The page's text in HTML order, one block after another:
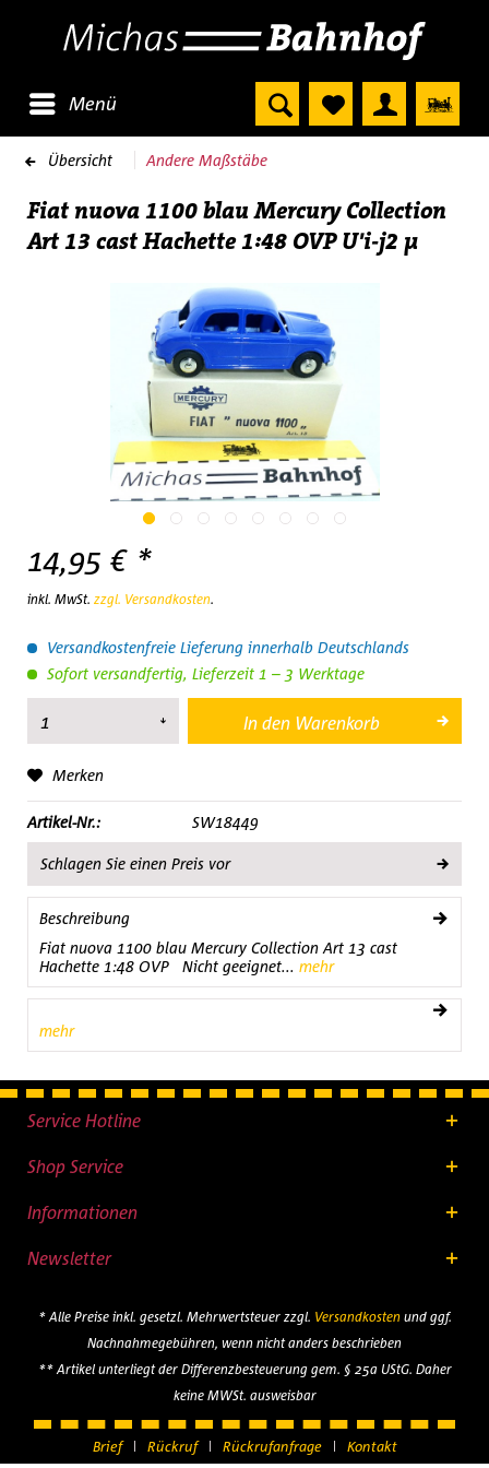
Menü
Übersicht Andere Maßstäbe
Fiat nuova 1100 blau Mercury Collection
Art 13 cast Hachette 1:48 OVP U'i-j2 µ
14,95 € *
inkl. MwSt. zzgl. Versandkosten.
Versandkostenfreie Lieferung innerhalb Deutschlands
Sofort versandfertig, Lieferzeit 1 – 3 Werktage
In den Warenkorb
Merken
Artikel-Nr.: SW18449
Schlagen Sie einen Preis vor
Beschreibung
Fiat nuova 1100 blau Mercury Collection Art 13 cast
Hachette 1:48 OVP Nicht geeignet... mehr
mehr
Service Hotline
Shop Service
Informationen
Newsletter
* Alle Preise inkl. gesetzl. Mehrwertsteuer zzgl. Versandkostenund ggf.
Nachnahmegebühren, wenn nicht anders beschrieben
** Artikel unterliegt der Differenzbesteuerung gem. § 25a UStG. Daher
keine MWSt. ausweisbar
Brief Rückruf Rückrufanfrage Kontakt